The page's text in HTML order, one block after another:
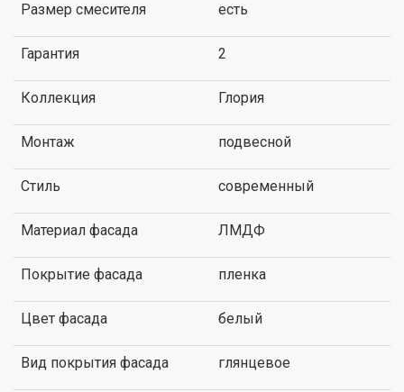
Размер смесителя есть
Гарантия 2
Коллекция Глория
Монтаж подвесной
Стиль современный
Материал фасада ЛМДФ
Покрытие фасада пленка
Цвет фасада белый
Вид покрытия фасада глянцевое